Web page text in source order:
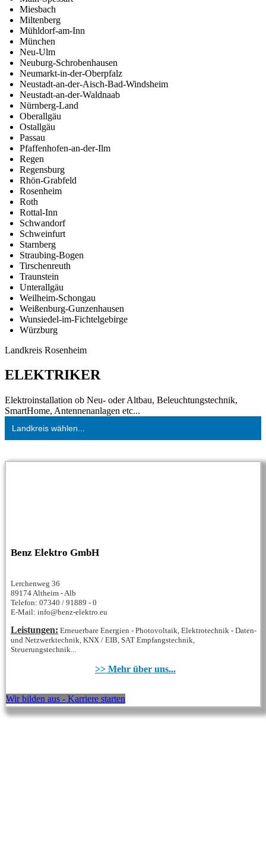
Miesbach
Miltenberg
Mühldorf-am-Inn
München
Neu-Ulm
Neuburg-Schrobenhausen
Neumarkt-in-der-Oberpfalz
Neustadt-an-der-Aisch-Bad-Windsheim
Neustadt-an-der-Waldnaab
Nürnberg-Land
Oberallgäu
Ostallgäu
Passau
Pfaffenhofen-an-der-Ilm
Regen
Regensburg
Rhön-Grabfeld
Rosenheim
Roth
Rottal-Inn
Schwandorf
Schweinfurt
Starnberg
Straubing-Bogen
Tirschenreuth
Traunstein
Unterallgäu
Weilheim-Schongau
Weißenburg-Gunzenhausen
Wunsiedel-im-Fichtelgebirge
Würzburg
Landkreis Rosenheim
ELEKTRIKER
Elektroinstallation ob Neu- oder Altbau, Beleuchtungstechnik,
SmartHome, Antennenanlagen etc...
Landkreis wählen...
Benz Elektro GmbH
Lerchenweg 36
89174 Altheim - Alb
Telefon: 07340 / 91889 - 0
E-Mail: info@benz-elektro.eu
Leistungen: Erneuerbare Energien - Photovoltaik, Elektrotechnik - Daten-
und Netzwerktechnik, KNX / EIB, SAT Empfangstechnik,
Steuerungstechnik...
>> Mehr über uns...
Wir bilden aus - Karriere starten